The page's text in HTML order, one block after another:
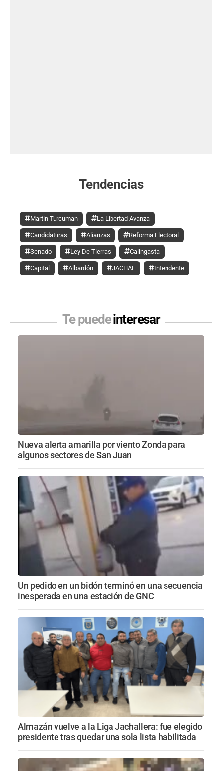
Tendencias
Martin Turcuman La Libertad Avanza
Candidaturas Alianzas Reforma Electoral
Senado Ley De Tierras Calingasta
Capital Albardón JACHAL Intendente
Te puedeinteresar
Nueva alerta amarilla por viento Zonda para
algunos sectores de San Juan
Un pedido en un bidón terminó en una secuencia
inesperada en una estación de GNC
Almazán vuelve a la Liga Jachallera: fue elegido
presidente tras quedar una sola lista habilitada